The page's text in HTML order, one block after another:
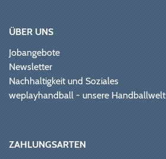
ÜBER UNS
Jobangebote
Newsletter
Nachhaltigkeit und Soziales
weplayhandball - unsere Handballwelt
ZAHLUNGSARTEN